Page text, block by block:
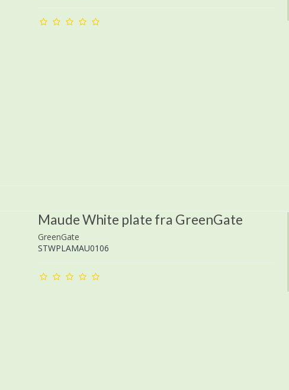
Maude White plate fra GreenGate
GreenGate
STWPLAMAU0106